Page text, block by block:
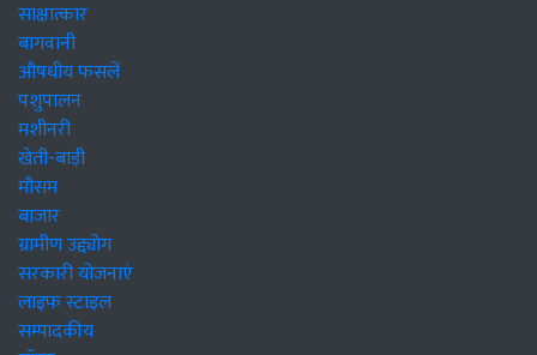
साक्षात्कार
बागवानी
औषधीय फसलें
पशुपालन
मशीनरी
खेती-बाड़ी
मौसम
बाजार
ग्रामीण उद्द्योग
सरकारी योजनाएं
लाइफ स्टाइल
सम्पादकीय